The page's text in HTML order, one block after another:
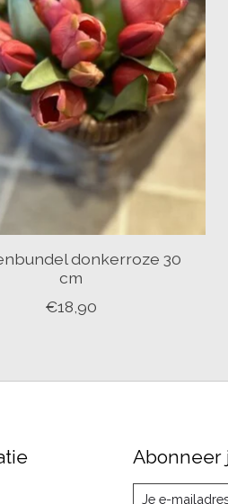
donkerroze 30
cm
€18,90
Abonneer